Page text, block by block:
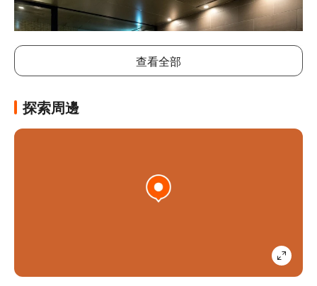
大型公共浴池設有男女獨立的室內和室外浴池，體驗日本特有的沐
查看全部
探索周邊